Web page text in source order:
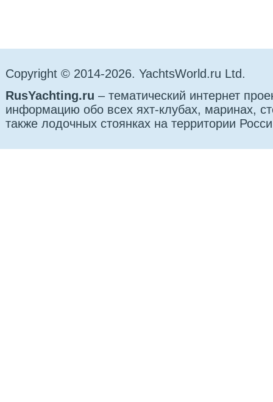
Copyright © 2014-2026. YachtsWorld.ru Ltd.
RusYachting.ru – тематический интернет
информацию обо всех яхт-клубах, маринах,
также лодочных стоянках на территории